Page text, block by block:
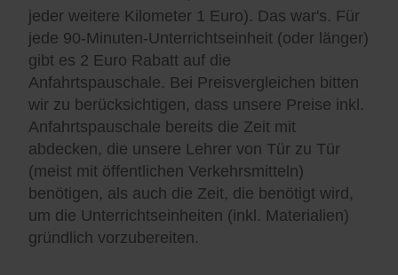
jeder weitere Kilometer 1 Euro). Das war's. Für
jede 90-Minuten-Unterrichtseinheit (oder länger)
gibt es 2 Euro Rabatt auf die
Anfahrtspauschale. Bei Preisvergleichen bitten
wir zu berücksichtigen, dass unsere Preise inkl.
Anfahrtspauschale bereits die Zeit mit
abdecken, die unsere Lehrer von Tür zu Tür
(meist mit öffentlichen Verkehrsmitteln)
benötigen, als auch die Zeit, die benötigt wird,
um die Unterrichtseinheiten (inkl. Materialien)
gründlich vorzubereiten.